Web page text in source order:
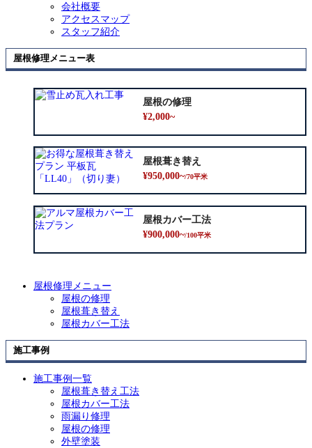
会社概要
アクセスマップ
スタッフ紹介
屋根修理メニュー表
屋根の修理
¥2,000~
屋根葺き替え
¥950,000~/70平米
屋根カバー工法
¥900,000~/100平米
屋根修理メニュー
屋根の修理
屋根葺き替え
屋根カバー工法
施工事例
施工事例一覧
屋根葺き替え工法
屋根カバー工法
雨漏り修理
屋根の修理
外壁塗装